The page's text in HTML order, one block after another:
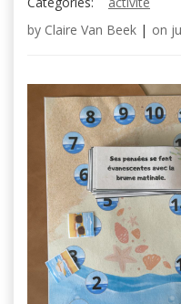
by Claire Van Beek | on